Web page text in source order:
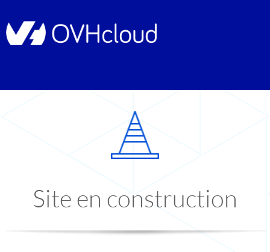
Site en construction